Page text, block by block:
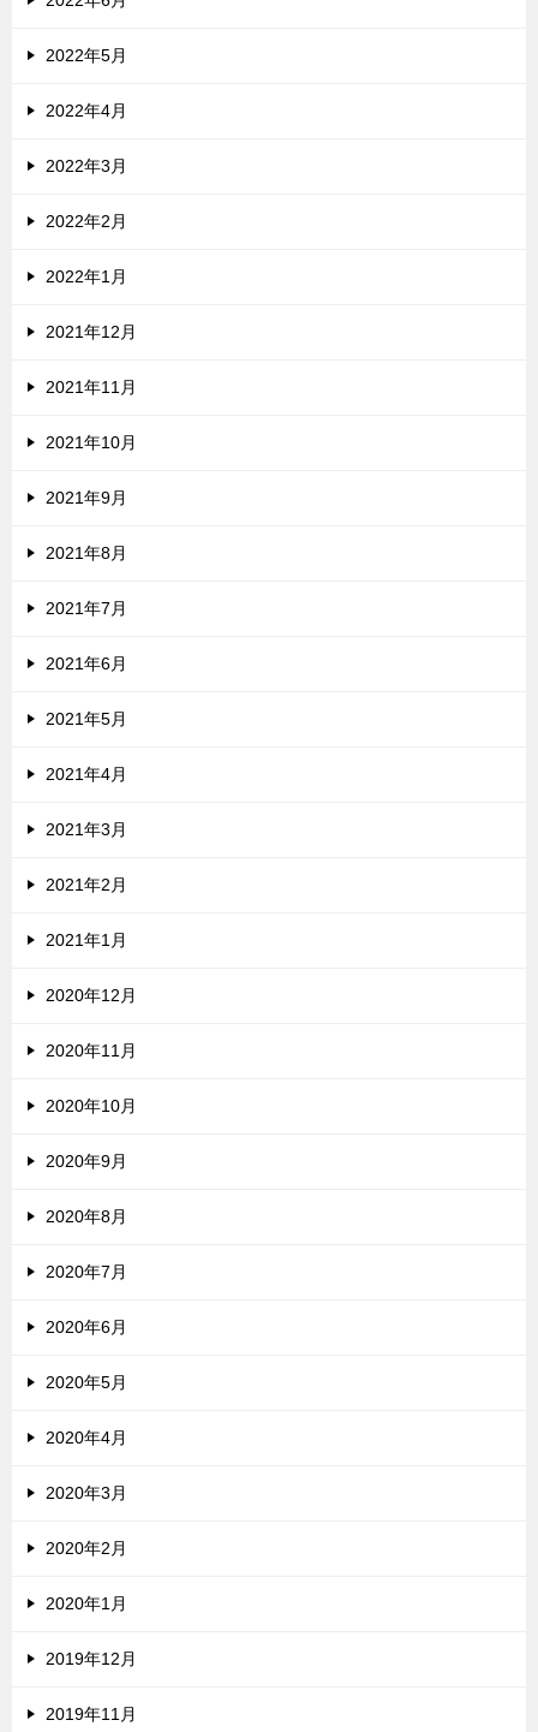
2022年5月
2022年4月
2022年3月
2022年2月
2022年1月
2021年12月
2021年11月
2021年10月
2021年9月
2021年8月
2021年7月
2021年6月
2021年5月
2021年4月
2021年3月
2021年2月
2021年1月
2020年12月
2020年11月
2020年10月
2020年9月
2020年8月
2020年7月
2020年6月
2020年5月
2020年4月
2020年3月
2020年2月
2020年1月
2019年12月
2019年11月